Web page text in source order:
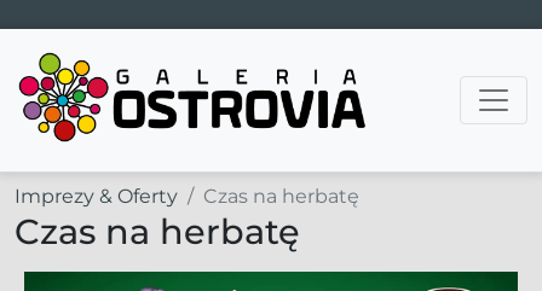
Main Navigation
Imprezy & Oferty Czas na herbatę
Czas na herbatę